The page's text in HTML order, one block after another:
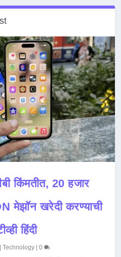
किंमतीत, 20 हजार
मेझॉन खरेदी करण्याची
हिंदी
|Technology |0